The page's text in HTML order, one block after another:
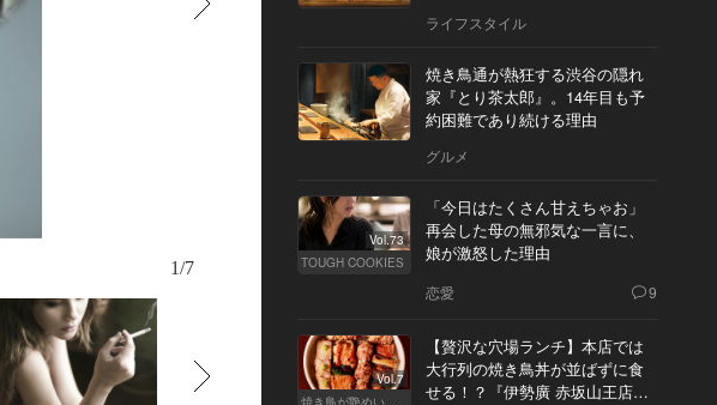
1/7
ライフスタイル
焼き鳥通が熱狂する渋谷の隠れ
家『とり茶太郎』。14年目も予
約困難であり続ける理由
グルメ
Vol.73
TOUGH COOKIES
「今日はたくさん甘えちゃお」
再会した母の無邪気な一言に、
娘が激怒した理由
恋愛 9
Vol.7
焼き鳥が艶めいてきた
【贅沢な穴場ランチ】本店では
大行列の焼き鳥丼が並ばずに食
せる！？『伊勢廣 赤坂山王店』